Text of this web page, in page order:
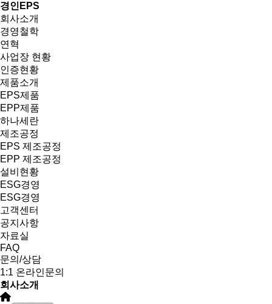
경인EPS
회사소개
경영철학
연혁
사업장 현황
인증현황
제품소개
EPS제품
EPP제품
하나세란
제조공정
EPS 제조공정
EPP 제조공정
설비현황
ESG경영
ESG경영
고객센터
공지사항
자료실
FAQ
문의/상담
1:1 온라인문의
회사소개